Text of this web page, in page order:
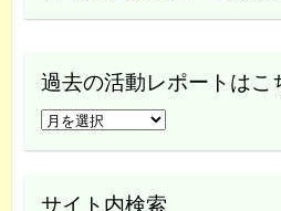
過去の活動レポートはこ
過
去
活
サイト内検索